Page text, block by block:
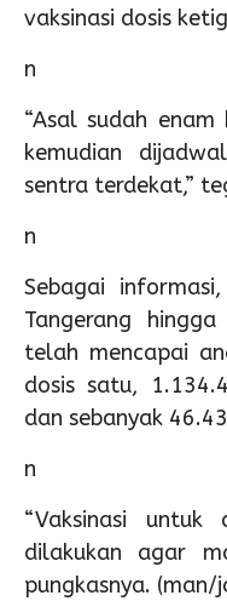
vaksinasi dosis
n
“Asal sudah
kemudian
sentra terdekat,”
n
Sebagai
Tangerang
telah mencapai
dosis satu,
dan sebanyak
n
“Vaksinasi
dilakukan agar
pungkasnya. (man/